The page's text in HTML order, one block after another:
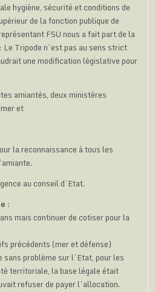
hygiène, sécurité et conditions de
de la fonction publique de
FSU nous a fait part de la
Tripode n’est pas au sens strict
une modification législative pour
amiantés, deux ministères
et
la reconnaissance à tous les
au conseil d’Etat.
:
mais continuer de cotiser pour la
précédents (mer et défense)
problème sur l’Etat, pour les
territoriale, la base légale était
refuser de payer l’allocation.